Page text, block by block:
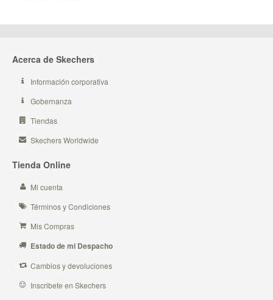
Acerca de Skechers
Información corporativa
Gobernanza
Tiendas
Skechers Worldwide
Tienda Online
Mi cuenta
Términos y Condiciones
Mis Compras
Estado de mi Despacho
Cambios y devoluciones
Inscribete en Skechers